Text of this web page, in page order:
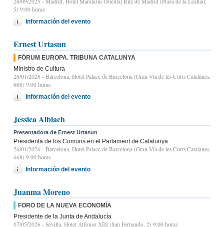
5) 9:00 horas
Información del evento
Ernest Urtasun
FÓRUM EUROPA. TRIBUNA CATALUNYA
Ministro de Cultura
26/01/2026 - Barcelona, Hotel Palace de Barcelona (Gran Vía de les Corts Catalanes,
668) 9.00 horas
Información del evento
Jessica Albiach
Presentadora de Ernest Urtasun
Presidenta de los Comuns en el Parlament de Catalunya
26/01/2026 - Barcelona, Hotel Palace de Barcelona (Gran Vía de les Corts Catalanes,
668) 9.00 horas
Información del evento
Juanma Moreno
FORO DE LA NUEVA ECONOMÍA
Presidente de la Junta de Andalucía
07/05/2026 - Sevilla, Hotel Alfonso XIII (San Fernando, 2) 9:00 horas